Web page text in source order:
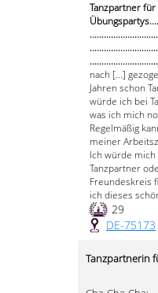
Tanzpartner für
nach [...]
Jahren schon
würde ich bei
was ich mich
Regelmäßig
meiner
Ich würde
Tanzpartner
Freundeskreis
ich dieses
29
DE-75173
Tanzpartnerin